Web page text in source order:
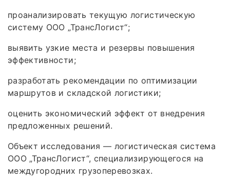
проанализировать текущую логистическую
систему ООО „ТрансЛогист“;
выявить узкие места и резервы повышения
эффективности;
разработать рекомендации по оптимизации
маршрутов и складской логистики;
оценить экономический эффект от внедрения
предложенных решений.
Объект исследования — логистическая система
ООО „ТрансЛогист“, специализирующегося на
междугородних грузоперевозках.